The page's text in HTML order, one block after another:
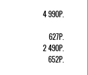
4 990Р.
627Р.
2 490Р.
652Р.